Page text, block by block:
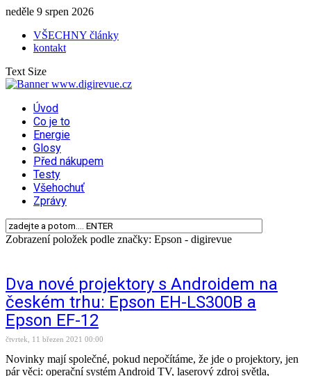
neděle 9 srpen 2026
VŠECHNY články
kontakt
Text Size
Úvod
Co je to
Energie
Glosy
Před nákupem
Testy
Všehochuť
Zprávy
Zobrazení položek podle značky: Epson - digirevue
Dva nové projektory s Androidem na
českém trhu: Epson EH-LS300B a
Epson EF-12
čtvrtek, 11 březen 2021 00:00
Novinky mají společné, pokud nepočítáme, že jde o projektory, jen
pár věci: operační systém Android TV, laserový zdroj světla,